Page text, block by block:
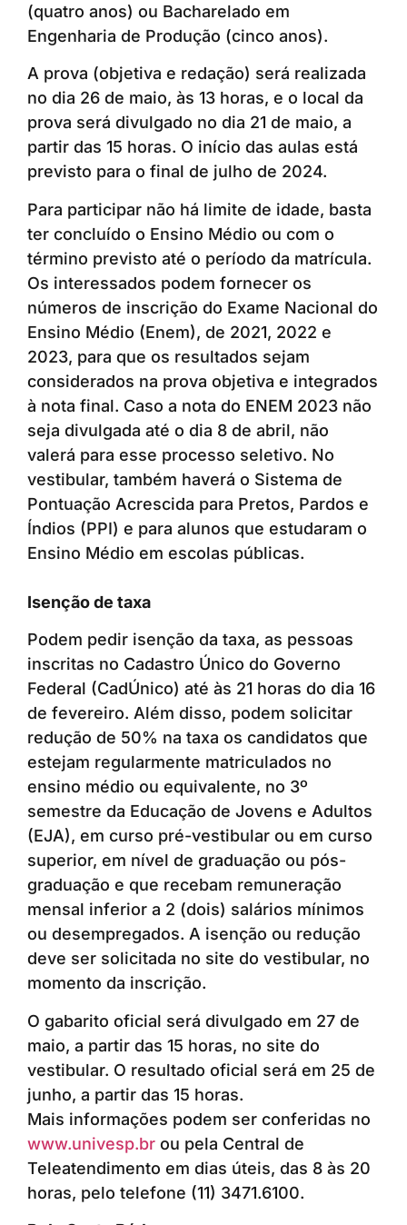
(quatro anos) ou Bacharelado em
Engenharia de Produção (cinco anos).
A prova (objetiva e redação) será realizada
no dia 26 de maio, às 13 horas, e o local da
prova será divulgado no dia 21 de maio, a
partir das 15 horas. O início das aulas está
previsto para o final de julho de 2024.
Para participar não há limite de idade, basta
ter concluído o Ensino Médio ou com o
término previsto até o período da matrícula.
Os interessados podem fornecer os
números de inscrição do Exame Nacional do
Ensino Médio (Enem), de 2021, 2022 e
2023, para que os resultados sejam
considerados na prova objetiva e integrados
à nota final. Caso a nota do ENEM 2023 não
seja divulgada até o dia 8 de abril, não
valerá para esse processo seletivo. No
vestibular, também haverá o Sistema de
Pontuação Acrescida para Pretos, Pardos e
Índios (PPI) e para alunos que estudaram o
Ensino Médio em escolas públicas.
Isenção de taxa
Podem pedir isenção da taxa, as pessoas
inscritas no Cadastro Único do Governo
Federal (CadÚnico) até às 21 horas do dia 16
de fevereiro. Além disso, podem solicitar
redução de 50% na taxa os candidatos que
estejam regularmente matriculados no
ensino médio ou equivalente, no 3º
semestre da Educação de Jovens e Adultos
(EJA), em curso pré-vestibular ou em curso
superior, em nível de graduação ou pós-
graduação e que recebam remuneração
mensal inferior a 2 (dois) salários mínimos
ou desempregados. A isenção ou redução
deve ser solicitada no site do vestibular, no
momento da inscrição.
O gabarito oficial será divulgado em 27 de
maio, a partir das 15 horas, no site do
vestibular. O resultado oficial será em 25 de
junho, a partir das 15 horas.
Mais informações podem ser conferidas no
www.univesp.br ou pela Central de
Teleatendimento em dias úteis, das 8 às 20
horas, pelo telefone (11) 3471.6100.